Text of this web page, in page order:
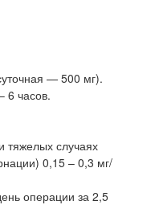
— 500 мг).
6 часов.
тяжелых случаях
0,15 – 0,3 мг/
операции за 2,5